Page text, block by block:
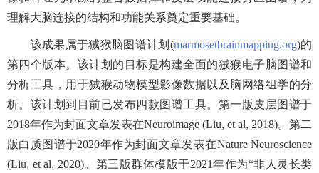
理解大脑连接的结构和功能关系奠定重要基础。
该成果属于狨猴脑图谱计划 (marmosetbrainmapping.org)的
第四个版本。该计划的目标是构建全面的狨猴电子脑图谱和
分析工具，用于狨猴动物模型影像数据以及脑网络组学的分
析。该计划到目前已发布四款图谱工具。第一版皮层图谱于
2018年作为封面文章发表在Neuroimage (Liu, et al, 2018)。第二
版白质图谱于2020年作为封面文章发表在Nature Neuroscience
(Liu, et al, 2020)。第三版群体模版于2021年作为“非人灵长类